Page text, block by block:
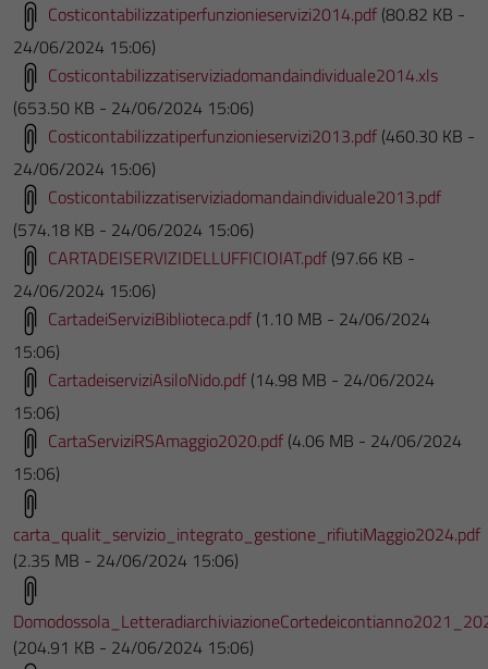
Costicontabilizzatiperfunzionieservizi2014.pdf (80.82 KB -
24/06/2024 15:06)
Costicontabilizzatiserviziadomandaindividuale2014.xls
(653.50 KB - 24/06/2024 15:06)
Costicontabilizzatiperfunzionieservizi2013.pdf (460.30 KB -
24/06/2024 15:06)
Costicontabilizzatiserviziadomandaindividuale2013.pdf
(574.18 KB - 24/06/2024 15:06)
CARTADEISERVIZIDELLUFFICIOIAT.pdf (97.66 KB -
24/06/2024 15:06)
CartadeiServiziBiblioteca.pdf (1.10 MB - 24/06/2024
15:06)
CartadeiserviziAsiloNido.pdf (14.98 MB - 24/06/2024
15:06)
CartaServiziRSAmaggio2020.pdf (4.06 MB - 24/06/2024
15:06)
carta_qualit_servizio_integrato_gestione_rifiutiMaggio2024.pdf
(2.35 MB - 24/06/2024 15:06)
(204.91 KB - 24/06/2024 15:06)